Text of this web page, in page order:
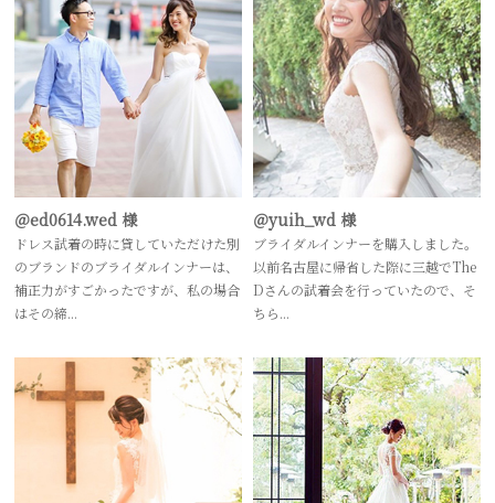
＠ed0614.wed 様
ドレス試着の時に貸していただけた別
のブランドのブライダルインナーは、
補正力がすごかったですが、私の場合
はその締...
＠yuih_wd 様
ブライダルインナーを購入しました。
以前名古屋に帰省した際に三越でThe
Dさんの試着会を行っていたので、そ
ちら...